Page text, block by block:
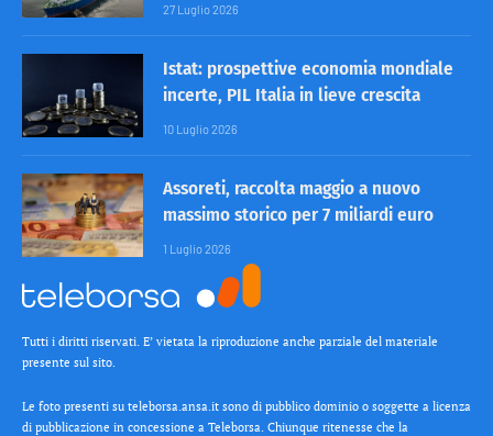
27 Luglio 2026
Istat: prospettive economia mondiale
incerte, PIL Italia in lieve crescita
10 Luglio 2026
Assoreti, raccolta maggio a nuovo
massimo storico per 7 miliardi euro
1 Luglio 2026
Tutti i diritti riservati. E’ vietata la riproduzione anche parziale del materiale
presente sul sito.
Le foto presenti su teleborsa.ansa.it sono di pubblico dominio o soggette a licenza
di pubblicazione in concessione a Teleborsa. Chiunque ritenesse che la